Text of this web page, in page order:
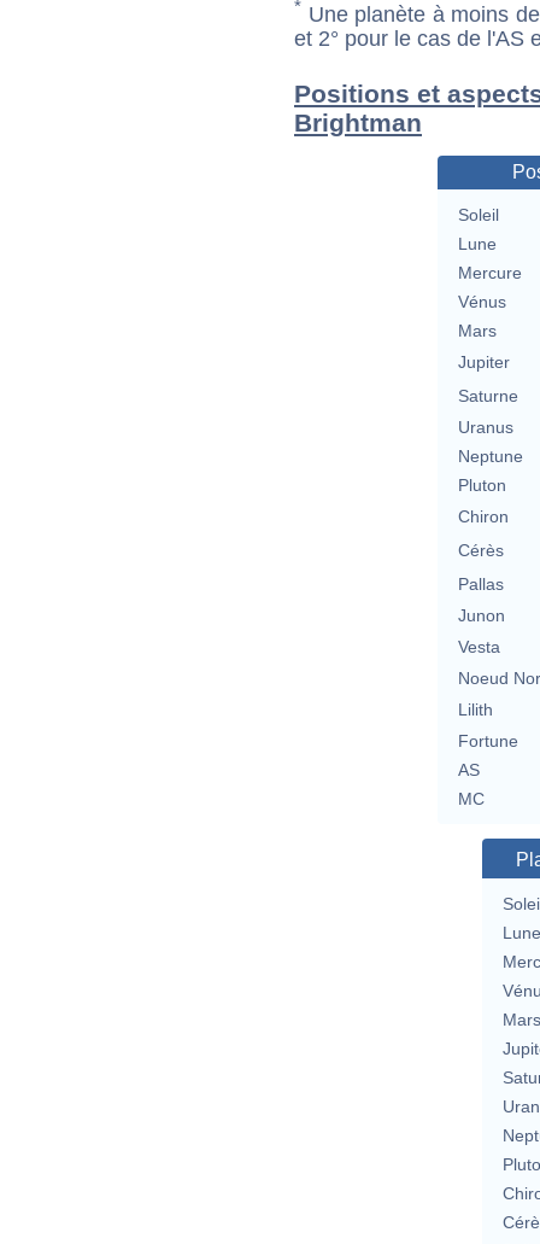
* Une planète à moins
et 2° pour le cas de l'AS
Positions et
Brightman
Soleil
Lune
Mercure
Vénus
Mars
Jupiter
Saturne
Uranus
Neptune
Pluton
Chiron
Cérès
Pallas
Junon
Vesta
Noeud
Lilith
Fortune
AS
MC
Lune
Mars